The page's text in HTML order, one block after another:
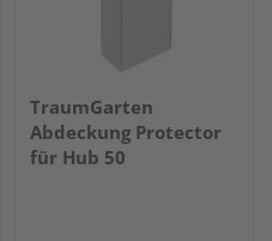
TraumGarten
Abdeckung Protector
für Hub 50